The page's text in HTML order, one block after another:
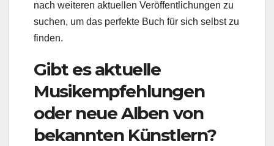
nach weiteren aktuellen Veröffentlichungen zu
suchen, um das perfekte Buch für sich selbst zu
finden.
Gibt es aktuelle
Musikempfehlungen
oder neue Alben von
bekannten Künstlern?